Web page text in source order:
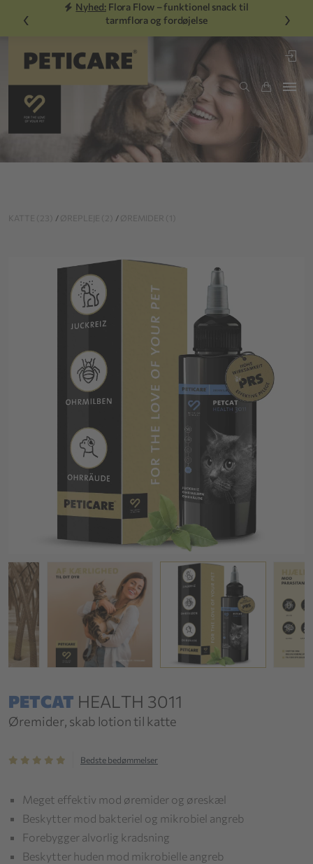
‹
Nyhed:Flora Flow – funktionel snack til
tarmflora og fordøjelse
›
KATTE (23) / ØREPLEJE (2) / ØREMIDER (1)
PETCAT HEALTH 3011
Øremider, skab lotion til katte
Bedste bedømmelser
Meget effektiv mod øremider og øreskæl
Beskytter mod bakteriel og mikrobiel angreb
Forebygger alvorlig kradsning
Beskytter huden mod mikrobielle angreb